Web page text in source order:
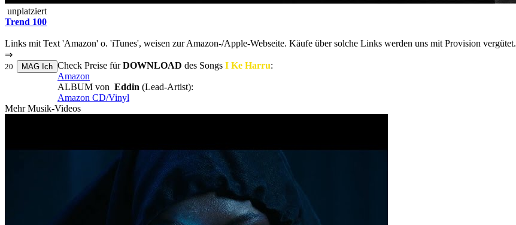
unplatziert
Trend 100
Links mit Text 'Amazon' o. 'iTunes', weisen zur Amazon-/Apple-Webseite. Käufe über solche Links werden uns mit Provision vergütet.
⇒
20 Check Preise fürDOWNLOAD des Songs I Ke Harru:
Amazon
ALBUM von Eddin (Lead-Artist):
Amazon CD/Vinyl
Mehr Musik-Videos